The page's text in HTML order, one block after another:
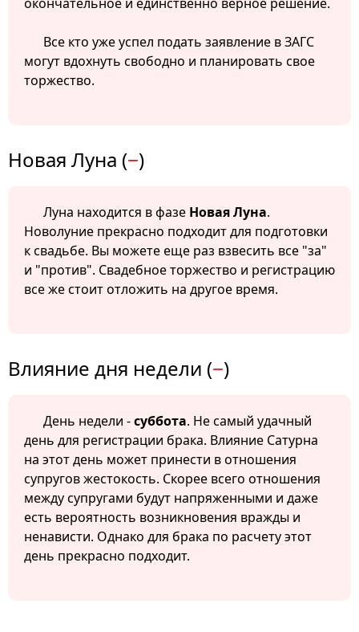
Все кто уже успел подать заявление в ЗАГС
могут вдохнуть свободно и планировать свое
торжество.
Новая Луна (−)
Луна находится в фазе Новая Луна.
Новолуние прекрасно подходит для подготовки
к свадьбе. Вы можете еще раз взвесить все "за"
и "против". Свадебное торжество и регистрацию
все же стоит отложить на другое время.
Влияние дня недели (−)
День недели -суббота. Не самый удачный
день для регистрации брака. Влияние Сатурна
на этот день может принести в отношения
супругов жестокость. Скорее всего отношения
между супругами будут напряженными и даже
есть вероятность возникновения вражды и
ненависти. Однако для брака по расчету этот
день прекрасно подходит.